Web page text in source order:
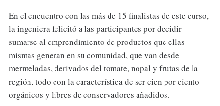
En el encuentro con las más de 15 finalistas de este curso,
la ingeniera felicitó a las participantes por decidir
sumarse al emprendimiento de productos que ellas
mismas generan en su comunidad, que van desde
mermeladas, derivados del tomate, nopal y frutas de la
región, todo con la característica de ser cien por ciento
orgánicos y libres de conservadores añadidos.